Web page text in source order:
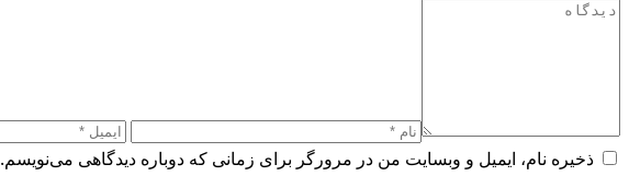
ذخیره نام، ایمیل و وبسایت من در مرورگر برای زمانی که دوباره دیدگاهی می‌نویسم.